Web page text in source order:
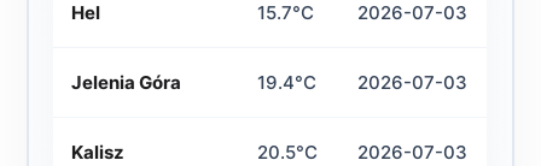
Hel 15.7°C 2026-07-03
Jelenia Góra 19.4°C 2026-07-03
Kalisz 20.5°C 2026-07-03